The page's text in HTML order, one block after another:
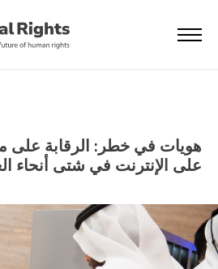
هويات في خطر: الرقابة على
على الإنترنت في شتى أنحاء